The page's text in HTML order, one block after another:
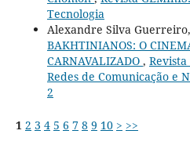
Tecnologia
Alexandre Silva Guerreiro,
BAKHTINIANOS: O
CARNAVALIZADO ,
Redes de Comunicação e
2
1 2 3 4 5 6 7 8 9 10 > >>